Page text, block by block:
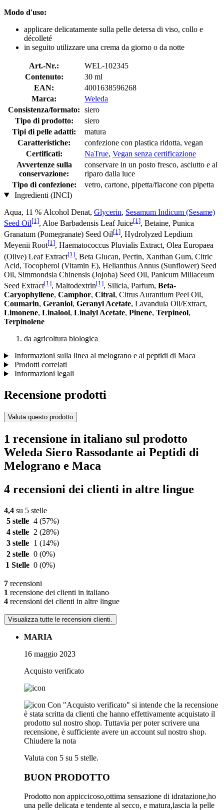
Modo d'uso:
applicare delicatamente sulla pelle detersa di viso, collo e
décolleté
in seguito utilizzare una crema da giorno o da notte
Art.-Nr.:
WEL-102345
Contenuto:
30 ml
EAN:
4001638596268
Marca:
Weleda
Consistenza/formato: siero
Tipo di prodotto:
siero
Tipi di pelle adatti:
matura
Caratteristiche:
confezione con plastica ridotta, vegan
Certificati:
NaTrue, Vegan senza certificazione
Avvertenze sulla
conservazione:
conservare in un posto fresco, asciutto e al
riparo dalla luce
Tipo di confezione:
vetro, cartone, pipetta/flacone con pipetta
Ingredienti (INCI)
Aqua, 11 % Alcohol Denat, Glycerin, Sesamum Indicum (Sesame)
Seed Oil[1], Aloe Barbadensis Leaf Juice[1], Betaine, Punica
Granatum (Pomegranate) Seed Oil[1], Hydrolyzed Lepdium
Meyenii Root[1], Haematococcus Pluvialis Extract, Olea Europaea
(Olive) Leaf Extract[1], Beta Glucan, Pectin, Xanthan Gum, Citric
Acid, Tocopherol (Vitamin E), Helianthus Annus (Sunflower) Seed
Oil, Simmondsia Chinensis (Jojoba) Seed Oil, Panicum Miliaceum
Seed Extract[1], Maltodextrin[1], Silicia, Parfum, Beta-
Caryophyllene, Camphor, Citral, Citrus Aurantium Peel Oil,
Coumarin, Geraniol, Geranyl Acetate, Lavandula Oil/Extract,
Limonene, Linalool, Linalyl Acetate, Pinene, Terpineol,
Terpinolene
da agricoltura biologica
Informazioni sulla linea al melograno e ai peptidi di Maca
Prodotti correlati
Informazioni legali
Recensione prodotti
Valuta questo prodotto
1 recensione in italiano sul prodotto
Weleda Siero Rassodante ai Peptidi di
Melograno e Maca
4 recensioni dei clienti in altre lingue
4,4 su 5 stelle
5 stelle 4 (57%)
4 stelle
2 (28%)
3 stelle
1 (14%)
2 stelle 0 (0%)
1 Stelle 0 (0%)
7 recensioni
1 recensione dei clienti in italiano
4 recensioni dei clienti in altre lingue
Visualizza tutte le recensioni clienti.
MARIA
16 maggio 2023
Acquisto verificato
Con "Acquisto verificato" si intende che la recensione
è stata scritta da clienti che hanno effettivamente acquistato il
prodotto sul nostro shop. Tuttavia per poter scrivere una
recensione, è sufficiente avere un account sul nostro shop.
Chiudere la nota
Valuta con 5 su 5 stelle.
BUON PRODOTTO
Prodotto non appiccicoso,ottima sensazione di idratazione,ho
una pelle delicata e tendente al secco, e matura,lascia la pelle